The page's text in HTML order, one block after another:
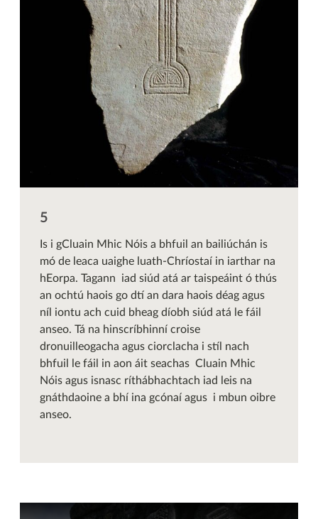
Is i gCluain Mhic Nóis a bhfuil an bailiúchán is
mó de leaca uaighe luath-Chríostaí in iarthar na
hEorpa. Tagann iad siúd atá ar taispeáint ó thús
an ochtú haois go dtí an dara haois déag agus
níl iontu ach cuid bheag díobh siúd atá le fáil
anseo. Tá na hinscríbhinní croise
dronuilleogacha agus ciorclacha i stíl nach
bhfuil le fáil in aon áit seachas Cluain Mhic
Nóis agus isnasc ríthábhachtach iad leis na
gnáthdaoine a bhí ina gcónaí agus i mbun oibre
anseo.